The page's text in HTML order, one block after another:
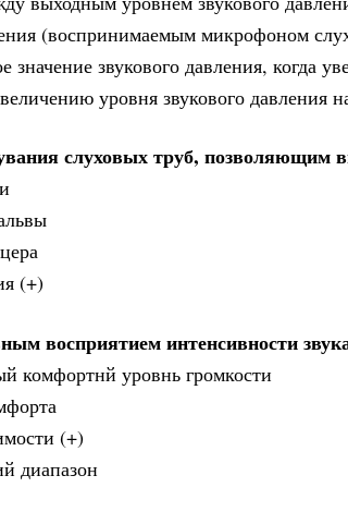
(воспринимаемым микрофоном
значение звукового давления, когда
уровня звукового давления
слуховых труб, позволяющим
(+)
восприятием интенсивности
комфортнй уровнь громкости
(+)
диапазон